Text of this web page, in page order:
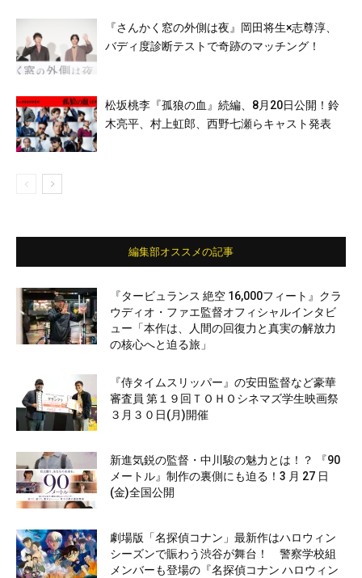
『さんかく窓の外側は夜』岡田将生×志尊淳、
バディ度診断テストで奇跡のマッチング！
松坂桃李『孤狼の血』続編、8月20日公開！鈴
木亮平、村上虹郎、西野七瀬らキャスト発表
編集部オススメの記事
『タービュランス 絶空 16,000フィート』クラ
ウディオ・ファエ監督オフィシャルインタビ
ュー「本作は、人間の回復力と真実の解放力
の核心へと迫る旅」
『侍タイムスリッパー』の安田監督など豪華
審査員 第１９回ＴＯＨＯシネマズ学生映画祭
３月３０日(月)開催
新進気鋭の監督・中川駿の魅力とは！？ 『90
メートル』制作の裏側にも迫る！3 月 27 日
(金)全国公開
劇場版「名探偵コナン」最新作はハロウィン
シーズンで賑わう渋谷が舞台！ 警察学校組
メンバーも登場の『名探偵コナン ハロウィン